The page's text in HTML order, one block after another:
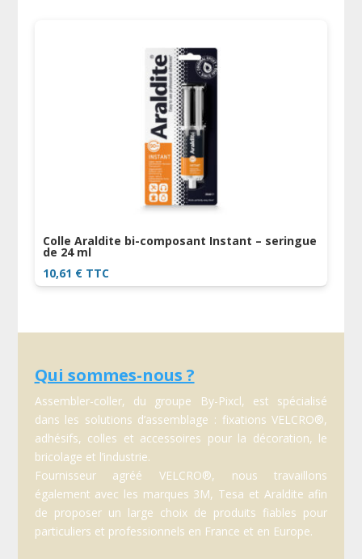
Colle Araldite bi-composant Instant – seringue
de 24 ml
10,61 € TTC
Qui sommes-nous ?
Assembler-coller, du groupe By-Pixcl, est spécialisé
dans les solutions d’assemblage : fixations VELCRO®,
adhésifs, colles et accessoires pour la décoration, le
bricolage et l’industrie.
Fournisseur agréé VELCRO®, nous travaillons
également avec les marques 3M, Tesa et Araldite afin
de proposer un large choix de produits fiables pour
particuliers et professionnels en France et en Europe.